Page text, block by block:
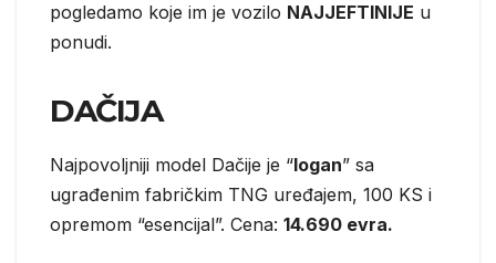
pogledamo koje im je vozilo NAJJEFTINIJE u
ponudi.
DAČIJA
Najpovoljniji model Dačije je “logan” sa
ugrađenim fabričkim TNG uređajem, 100 KS i
opremom “esencijal”. Cena: 14.690 evra.